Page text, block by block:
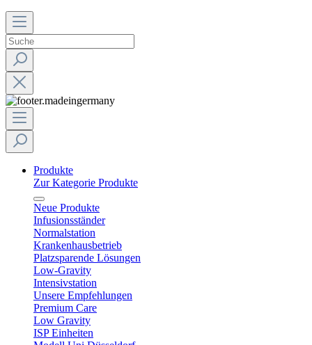
Produkte
Zur Kategorie Produkte
Neue Produkte
Infusionsständer
Normalstation
Krankenhausbetrieb
Platzsparende Lösungen
Low-Gravity
Intensivstation
Unsere Empfehlungen
Premium Care
Low Gravity
ISP Einheiten